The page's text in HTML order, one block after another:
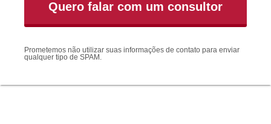
Prometemos não utilizar suas informações de contato para enviar
qualquer tipo de SPAM.